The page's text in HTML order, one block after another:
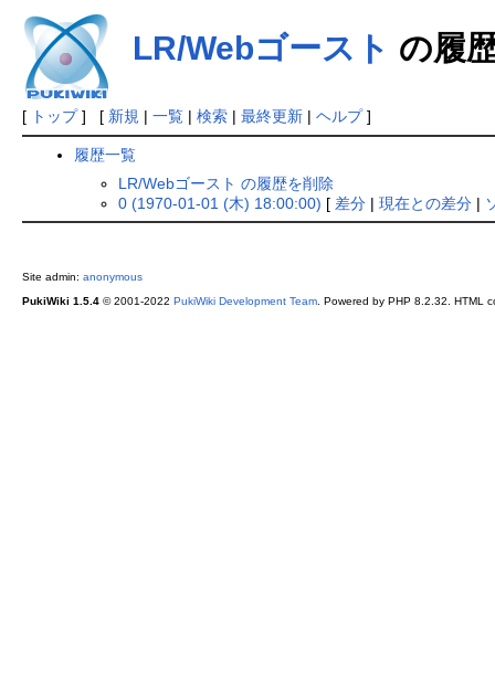
LR/Webゴースト の履
[ トップ] [ 新規 | 一覧| 検索| 最終更新| ヘルプ]
履歴一覧
LR/Webゴースト の履歴を削除
0 (1970-01-01 (木) 18:00:00) [ 差分| 現在との差分|
Site admin: anonymous
PukiWiki 1.5.4© 2001-2022 PukiWiki Development Team. Powered by PHP 8.2.32. HTML